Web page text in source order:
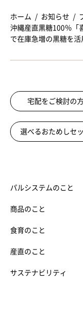
ホーム お知らせ
沖縄産直黒糖100％
で在庫急増の黒糖を活
宅配をご検討の
選べるおためしセ
パルシステムのこと
商品のこと
食育のこと
産直のこと
サステナビリティ